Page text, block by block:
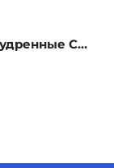
Перчатки виниловые неопудренные CTP-BS, размер S